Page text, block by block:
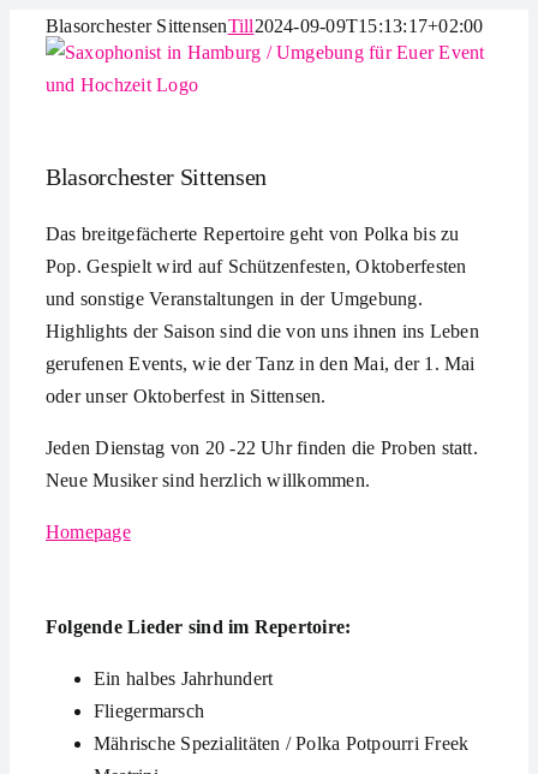
Inhalt
springen
Blasorchester SittensenTill2024-09-09T15:13:17+02:00
Blasorchester Sittensen
Das breitgefächerte Repertoire geht von Polka bis zu
Pop. Gespielt wird auf Schützenfesten, Oktoberfesten
und sonstige Veranstaltungen in der Umgebung.
Highlights der Saison sind die von uns ihnen ins Leben
gerufenen Events, wie der Tanz in den Mai, der 1. Mai
oder unser Oktoberfest in Sittensen.
Jeden Dienstag von 20 -22 Uhr finden die Proben statt.
Neue Musiker sind herzlich willkommen.
Homepage
Folgende Lieder sind im Repertoire:
Ein halbes Jahrhundert
Fliegermarsch
Mährische Spezialitäten / Polka Potpourri Freek